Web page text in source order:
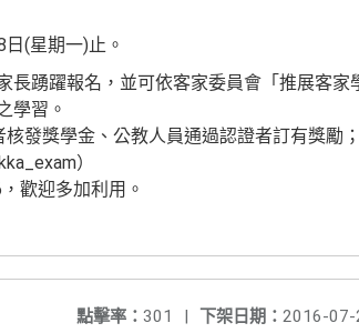
(星期一)止。
長踴躍報名，並可依客家委員會「推展客家
學習。
發獎學金、公教人員通過認證者訂有獎勵
）
歡迎多加利用。
下架日期： 2016-07-
點擊率： 301 |